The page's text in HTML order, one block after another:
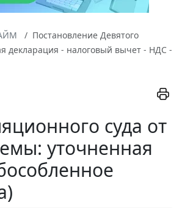
Постановление Девятого
декларация - налоговый вычет - НДС -
суда от
уточненная